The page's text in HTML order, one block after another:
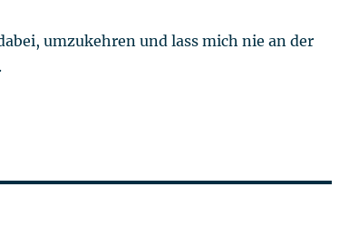
umzukehren und lass mich nie an der